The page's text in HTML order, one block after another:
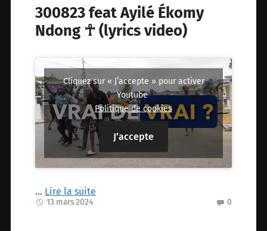
300823 feat Ayilé Ékomy
Ndong ☥ (lyrics video)
Cliquez sur « J’accepte » pour activer
Youtube
Politique de cookies
J’accepte
… Lire la suite
13 mars 2024 0